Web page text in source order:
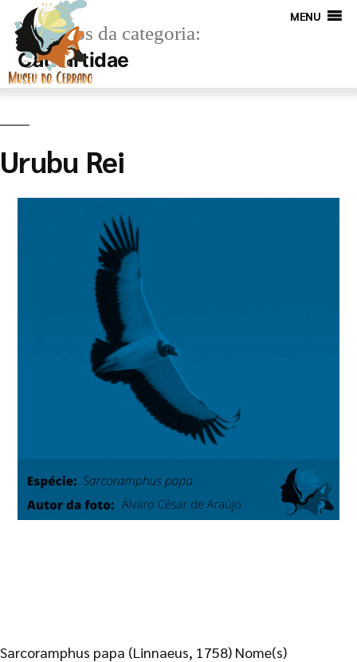
MENU
Arquivos da categoria:
Cathartidae
Urubu Rei
Sarcoramphus papa (Linnaeus, 1758) Nome(s)